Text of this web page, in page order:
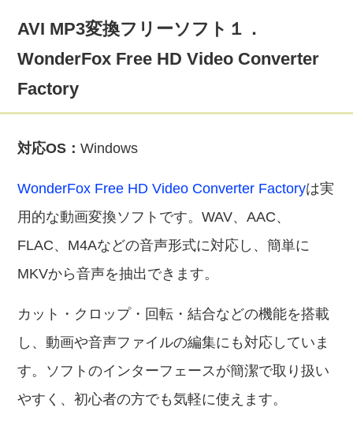
AVI MP3変換フリーソフト１．
WonderFox Free HD Video Converter
Factory
対応OS：Windows
WonderFox Free HD Video Converter Factoryは実
用的な動画変換ソフトです。WAV、AAC、
FLAC、M4Aなどの音声形式に対応し、簡単に
MKVから音声を抽出できます。
カット・クロップ・回転・結合などの機能を搭載
し、動画や音声ファイルの編集にも対応していま
す。ソフトのインターフェースが簡潔で取り扱い
やすく、初心者の方でも気軽に使えます。